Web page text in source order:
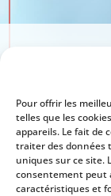
Pour offrir les
telles que les
appareils. Le fait de
traiter des données
uniques sur ce site.
consentement peut
caractéristiques et